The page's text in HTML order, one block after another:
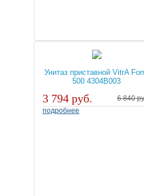
Унитаз приставной VitrA
500 4304B003
6 840
3 794 руб.
подробнее